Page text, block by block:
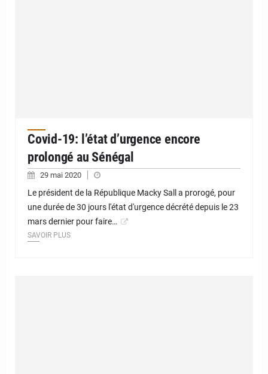
Covid-19: l’état d’urgence encore
prolongé au Sénégal
29 mai 2020
Le président de la République Macky Sall a prorogé, pour
une durée de 30 jours l'état d'urgence décrété depuis le 23
mars dernier pour faire…
SAVOIR PLUS